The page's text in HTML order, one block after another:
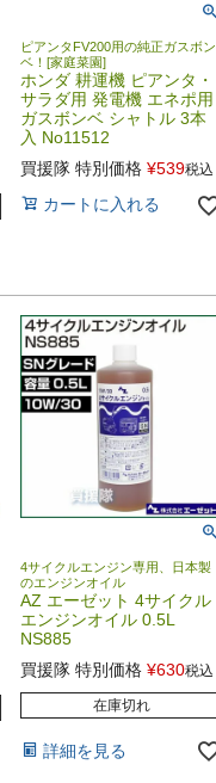
ピアンタFV200用の純正ガスボン
ベ！[家庭菜園]
ホンダ 耕運機 ピアンタ・
サラダ用 発電機 エネポ用
ガスボンベ シャトル 3本
入 No11512
買援隊 特別価格 ¥539税込
カートに入れる
4サイクルエンジン専用、日本製
のエンジンオイル
AZ エーゼット 4サイクル
エンジンオイル 0.5L
NS885
買援隊 特別価格 ¥630税込
在庫切れ
詳細を見る